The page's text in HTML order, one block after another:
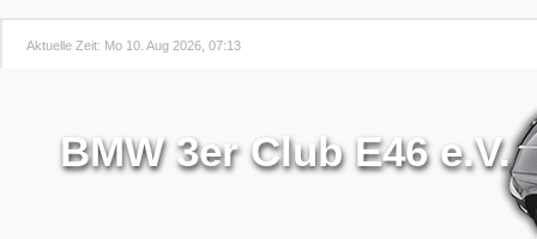
Aktuelle Zeit: Mo 10. Aug 2026, 07:13
BMW 3er Club E46 e.V.